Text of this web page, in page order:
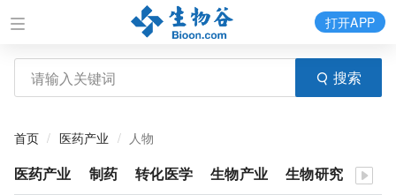
搜索
打开APP
首页 医药产业 人物
医药产业 制药 转化医学 生物产业 生物研究 医疗